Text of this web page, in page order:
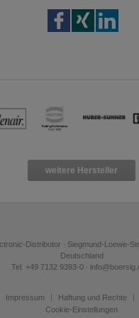
weitere Hersteller
Distributor ∙ Siegmund-Loewe-
Deutschland
Tel. +49 7132 9393-0 ∙
Impressum Haftung und Rechte
Cookie-Einstellungen